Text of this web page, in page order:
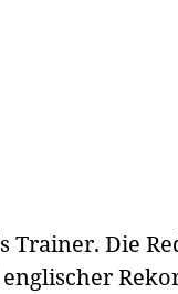
Trainer. Die